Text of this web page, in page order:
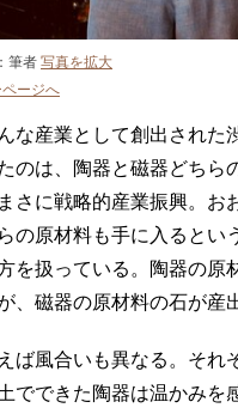
筆者 写真を拡大
ージへ
な産業として創出された
のは、陶器と磁器どちら
さに戦略的産業振興。
の原材料も手に入るとい
を扱っている。陶器の
、磁器の原材料の石が産
ば風合いも異なる。それ
でできた陶器は温かみ